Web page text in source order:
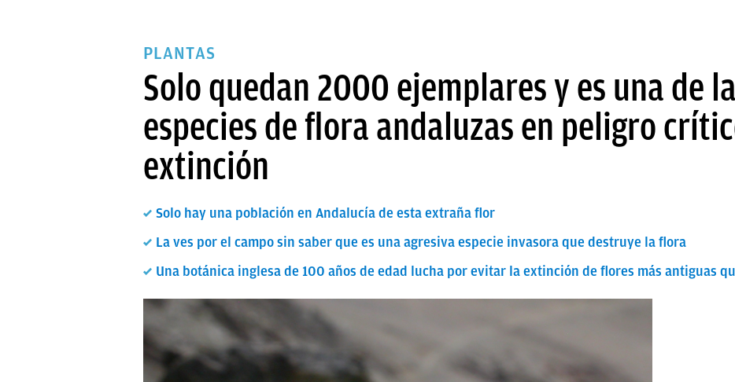
PLANTAS
Solo quedan 2000 ejemplares y es una de
especies de flora andaluzas en peligro
extinción
Solo hay una población en Andalucía de esta extraña flor
La ves por el campo sin saber que es una agresiva especie invasora que destruye la flora
Una botánica inglesa de 100 años de edad lucha por evitar la extinción de flores más antiguas